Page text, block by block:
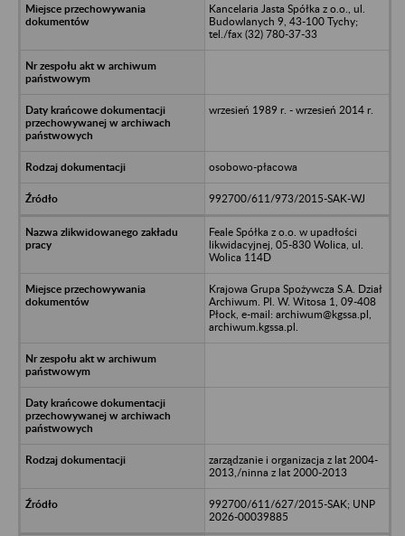
Kancelaria Jasta Spółka z o.o., ul.
Budowlanych 9, 43-100 Tychy;
tel./fax (32) 780-37-33
wrzesień 1989 r. - wrzesień 2014 r.
osobowo-płacowa
992700/611/973/2015-SAK-WJ
Feale Spółka z o.o. w upadłości
likwidacyjnej, 05-830 Wolica, ul.
Wolica 114D
Krajowa Grupa Spożywcza S.A. Dział
Archiwum. Pl. W. Witosa 1, 09-408
Płock, e-mail: archiwum@kgssa.pl,
archiwum.kgssa.pl.
zarządzanie i organizacja z lat 2004-
2013,/ninna z lat 2000-2013
992700/611/627/2015-SAK; UNP
2026-00039885